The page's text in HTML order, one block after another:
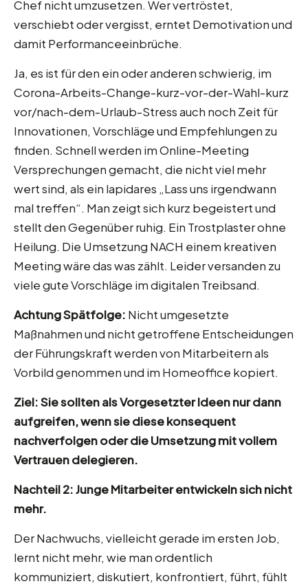
Chef nicht umzusetzen. Wer vertröstet,
verschiebt oder vergisst, erntet Demotivation und
damit Performanceeinbrüche.
Ja, es ist für den ein oder anderen schwierig, im
Corona-Arbeits-Change-kurz-vor-der-Wahl-kurz
vor/nach-dem-Urlaub-Stress auch noch Zeit für
Innovationen, Vorschläge und Empfehlungen zu
finden. Schnell werden im Online-Meeting
Versprechungen gemacht, die nicht viel mehr
wert sind, als ein lapidares „Lass uns irgendwann
mal treffen“. Man zeigt sich kurz begeistert und
stellt den Gegenüber ruhig. Ein Trostplaster ohne
Heilung. Die Umsetzung NACH einem kreativen
Meeting wäre das was zählt. Leider versanden zu
viele gute Vorschläge im digitalen Treibsand.
Achtung Spätfolge: Nicht umgesetzte
Maßnahmen und nicht getroffene Entscheidungen
der Führungskraft werden von Mitarbeitern als
Vorbild genommen und im Homeoffice kopiert.
Ziel: Sie sollten als Vorgesetzter Ideen nur dann
aufgreifen, wenn sie diese konsequent
nachverfolgen oder die Umsetzung mit vollem
Vertrauen delegieren.
Nachteil 2: Junge Mitarbeiter entwickeln sich nicht
mehr.
Der Nachwuchs, vielleicht gerade im ersten Job,
lernt nicht mehr, wie man ordentlich
kommuniziert, diskutiert, konfrontiert, führt, fühlt